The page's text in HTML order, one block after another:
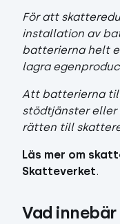
För att
installation av
batterierna helt
lagra
Att batterierna
stödtjänster eller
rätten till
Läs mer om
Skatteverket.
Vad